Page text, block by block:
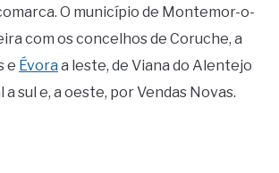
O município de Montemor-o-
com os concelhos de Coruche, a
e Évora a leste, de Viana do Alentejo
a sul e, a oeste, por Vendas Novas.